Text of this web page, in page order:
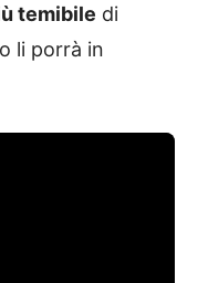
temibile di
li porrà in